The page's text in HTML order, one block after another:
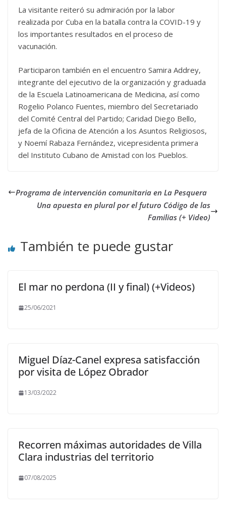
La visitante reiteró su admiración por la labor
realizada por Cuba en la batalla contra la COVID-19 y
los importantes resultados en el proceso de
vacunación.
Participaron también en el encuentro Samira Addrey,
integrante del ejecutivo de la organización y graduada
de la Escuela Latinoamericana de Medicina, así como
Rogelio Polanco Fuentes, miembro del Secretariado
del Comité Central del Partido; Caridad Diego Bello,
jefa de la Oficina de Atención a los Asuntos Religiosos,
y Noemí Rabaza Fernández, vicepresidenta primera
del Instituto Cubano de Amistad con los Pueblos.
Programa de intervención comunitaria en La Pesquera
Una apuesta en plural por el futuro Código de las
Familias (+ Video)
También te puede gustar
El mar no perdona (II y final) (+Videos)
25/06/2021
Miguel Díaz-Canel expresa satisfacción
por visita de López Obrador
13/03/2022
Recorren máximas autoridades de Villa
Clara industrias del territorio
07/08/2025